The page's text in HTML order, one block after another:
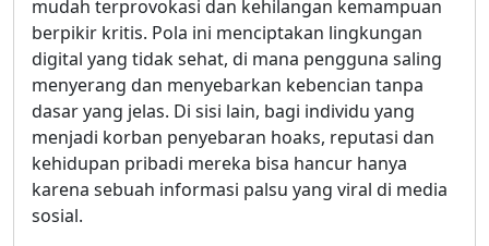
mudah terprovokasi dan kehilangan kemampuan
berpikir kritis. Pola ini menciptakan lingkungan
digital yang tidak sehat, di mana pengguna saling
menyerang dan menyebarkan kebencian tanpa
dasar yang jelas. Di sisi lain, bagi individu yang
menjadi korban penyebaran hoaks, reputasi dan
kehidupan pribadi mereka bisa hancur hanya
karena sebuah informasi palsu yang viral di media
sosial.